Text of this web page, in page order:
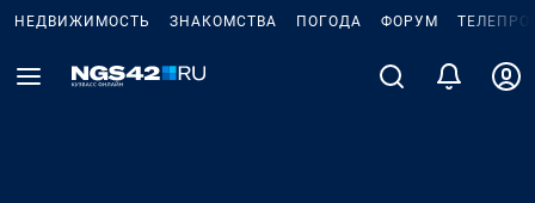
НЕДВИЖИМОСТЬ ЗНАКОМСТВА ПОГОДА ФОРУМ